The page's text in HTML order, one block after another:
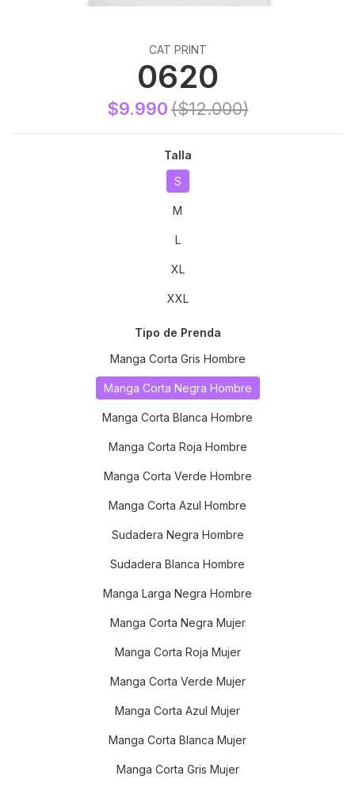
CAT PRINT
0620
$9.990($12.000)
Talla
S
M
L
XL
XXL
Tipo de Prenda
Manga Corta Gris Hombre
Manga Corta Negra Hombre
Manga Corta Blanca Hombre
Manga Corta Roja Hombre
Manga Corta Verde Hombre
Manga Corta Azul Hombre
Sudadera Negra Hombre
Sudadera Blanca Hombre
Manga Larga Negra Hombre
Manga Corta Negra Mujer
Manga Corta Roja Mujer
Manga Corta Verde Mujer
Manga Corta Azul Mujer
Manga Corta Blanca Mujer
Manga Corta Gris Mujer